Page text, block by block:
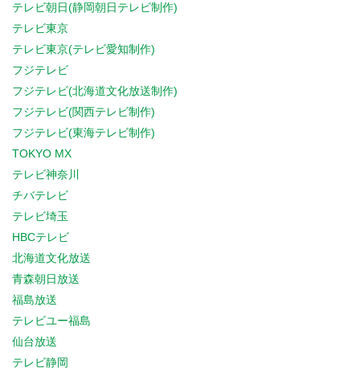
テレビ朝日(静岡朝日テレビ制作)
テレビ東京
テレビ東京(テレビ愛知制作)
フジテレビ
フジテレビ(北海道文化放送制作)
フジテレビ(関西テレビ制作)
フジテレビ(東海テレビ制作)
TOKYO MX
テレビ神奈川
チバテレビ
テレビ埼玉
HBCテレビ
北海道文化放送
青森朝日放送
福島放送
テレビユー福島
仙台放送
テレビ静岡